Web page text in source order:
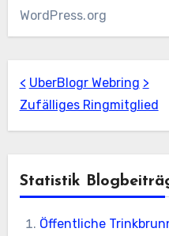
WordPress.org
< UberBlogr Webring >
Zufälliges Ringmitglied
Statistik
Öffentliche